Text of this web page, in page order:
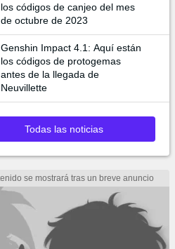
los códigos de canjeo del mes
de octubre de 2023
Genshin Impact 4.1: Aquí están
los códigos de protogemas
antes de la llegada de
Neuvillette
Todas las noticias